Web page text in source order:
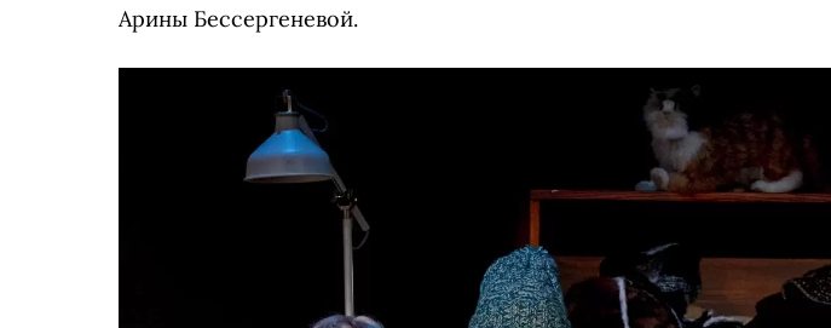
Арины Бессергеневой.